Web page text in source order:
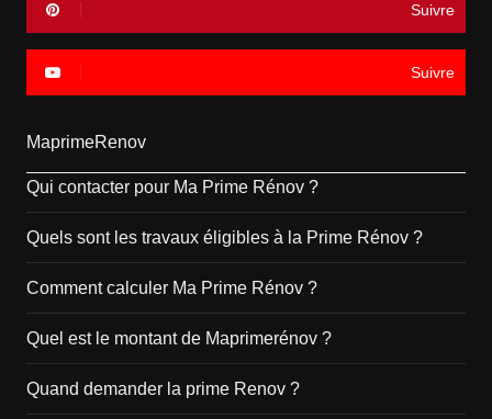
Suivre
Suivre
MaprimeRenov
Qui contacter pour Ma Prime Rénov ?
Quels sont les travaux éligibles à la Prime Rénov ?
Comment calculer Ma Prime Rénov ?
Quel est le montant de Maprimerénov ?
Quand demander la prime Renov ?